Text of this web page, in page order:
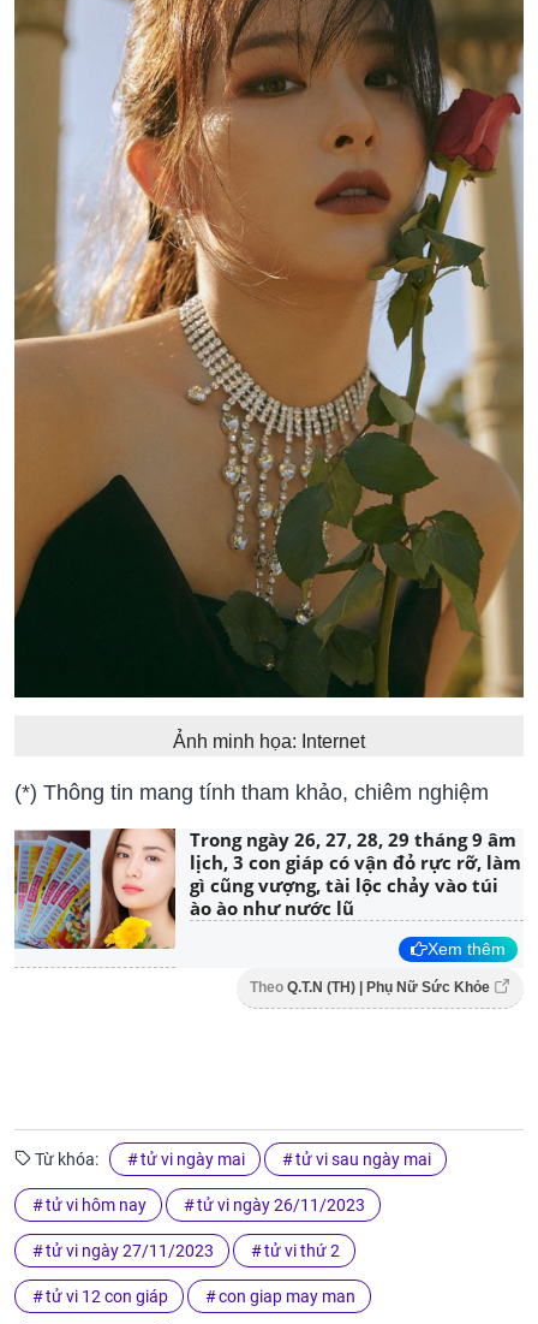
Ảnh minh họa: Internet
(*) Thông tin mang tính tham khảo, chiêm nghiệm
Trong ngày 26, 27, 28, 29 tháng 9 âm
lịch, 3 con giáp có vận đỏ rực rỡ, làm
gì cũng vượng, tài lộc chảy vào túi
ào ào như nước lũ
Xem thêm
Theo Q.T.N (TH) | Phụ Nữ Sức Khỏe
Từ khóa: tử vi ngày mai tử vi sau ngày mai
tử vi hôm nay tử vi ngày 26/11/2023
tử vi ngày 27/11/2023 tử vi thứ 2
tử vi 12 con giáp con giap may man